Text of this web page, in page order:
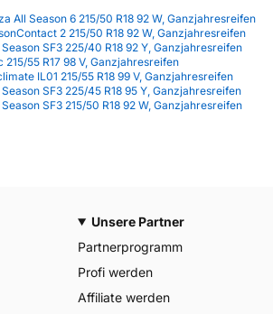
All Season 6 215/50 R18 92 W, Ganzjahresreifen
2 215/50 R18 92 W, Ganzjahresreifen
SF3 225/40 R18 92 Y, Ganzjahresreifen
55 R17 98 V, Ganzjahresreifen
IL01 215/55 R18 99 V, Ganzjahresreifen
SF3 225/45 R18 95 Y, Ganzjahresreifen
SF3 215/50 R18 92 W, Ganzjahresreifen
Unsere Partner
Partnerprogramm
Profi werden
Affiliate werden